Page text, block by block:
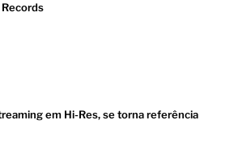
em Hi-Res, se torna referência